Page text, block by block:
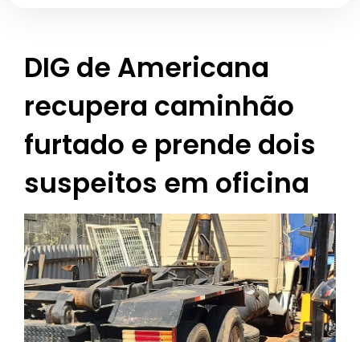
DIG de Americana
recupera caminhão
furtado e prende dois
suspeitos em oficina